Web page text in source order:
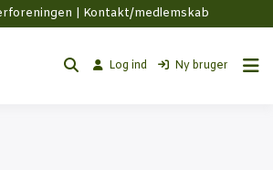
| Kontakt/medlemskab
Log ind Ny bruger